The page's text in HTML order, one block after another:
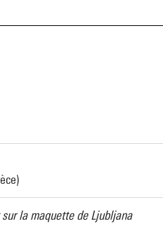
la maquette de Ljubljana